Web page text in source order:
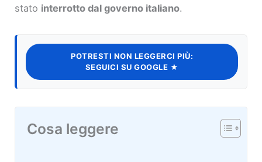
stato interrotto dal governo italiano.
POTRESTI NON LEGGERCI PIÙ:
SEGUICI SU GOOGLE ★
Cosa leggere